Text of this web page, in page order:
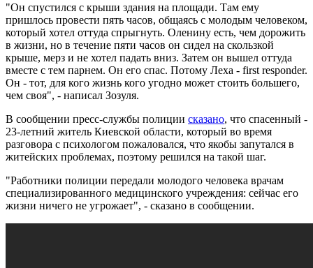
"Он спустился с крыши здания на площади. Там ему
пришлось провести пять часов, общаясь с молодым человеком,
который хотел оттуда спрыгнуть. Оленину есть, чем дорожить
в жизни, но в течение пяти часов он сидел на скользкой
крыше, мерз и не хотел падать вниз. Затем он вышел оттуда
вместе с тем парнем. Он его спас. Потому Леха - first responder.
Он - тот, для кого жизнь кого угодно может стоить большего,
чем своя", - написал Зозуля.
В сообщении пресс-службы полиции сказано, что спасенный -
23-летний житель Киевской области, который во время
разговора с психологом пожаловался, что якобы запутался в
житейских проблемах, поэтому решился на такой шаг.
"Работники полиции передали молодого человека врачам
специализированного медицинского учреждения: сейчас его
жизни ничего не угрожает", - сказано в сообщении.